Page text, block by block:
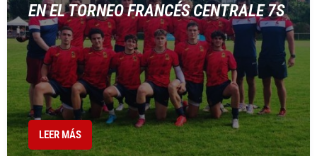
EN EL TORNEO FRANCÉS CENTRALE 7S
LEER MÁS